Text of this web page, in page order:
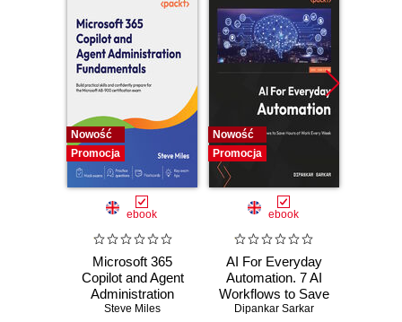
Nowość
Promocja
ebook
Microsoft 365
Copilot and Agent
Administration
Fundamentals.
Steve Miles
Nowość
Promocja
ebook
AI For Everyday
Automation. 7 AI
Workflows to Save
Hours at Work
Dipankar Sarkar